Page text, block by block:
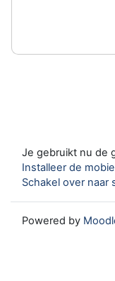
Je gebruikt nu de
Installeer de
Schakel over naar
Powered by